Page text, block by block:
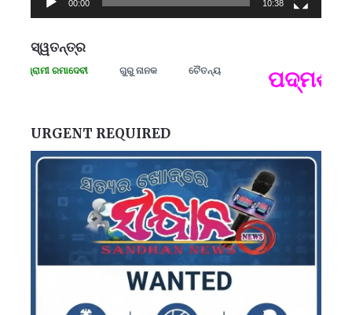
00:00 10:38
ସ୍ୱତନ୍ତ୍ର
ରମାଦେବୀ ଗୁରୁ ନାନକ ଚୈତନ୍ୟ
URGENT REQUIRED